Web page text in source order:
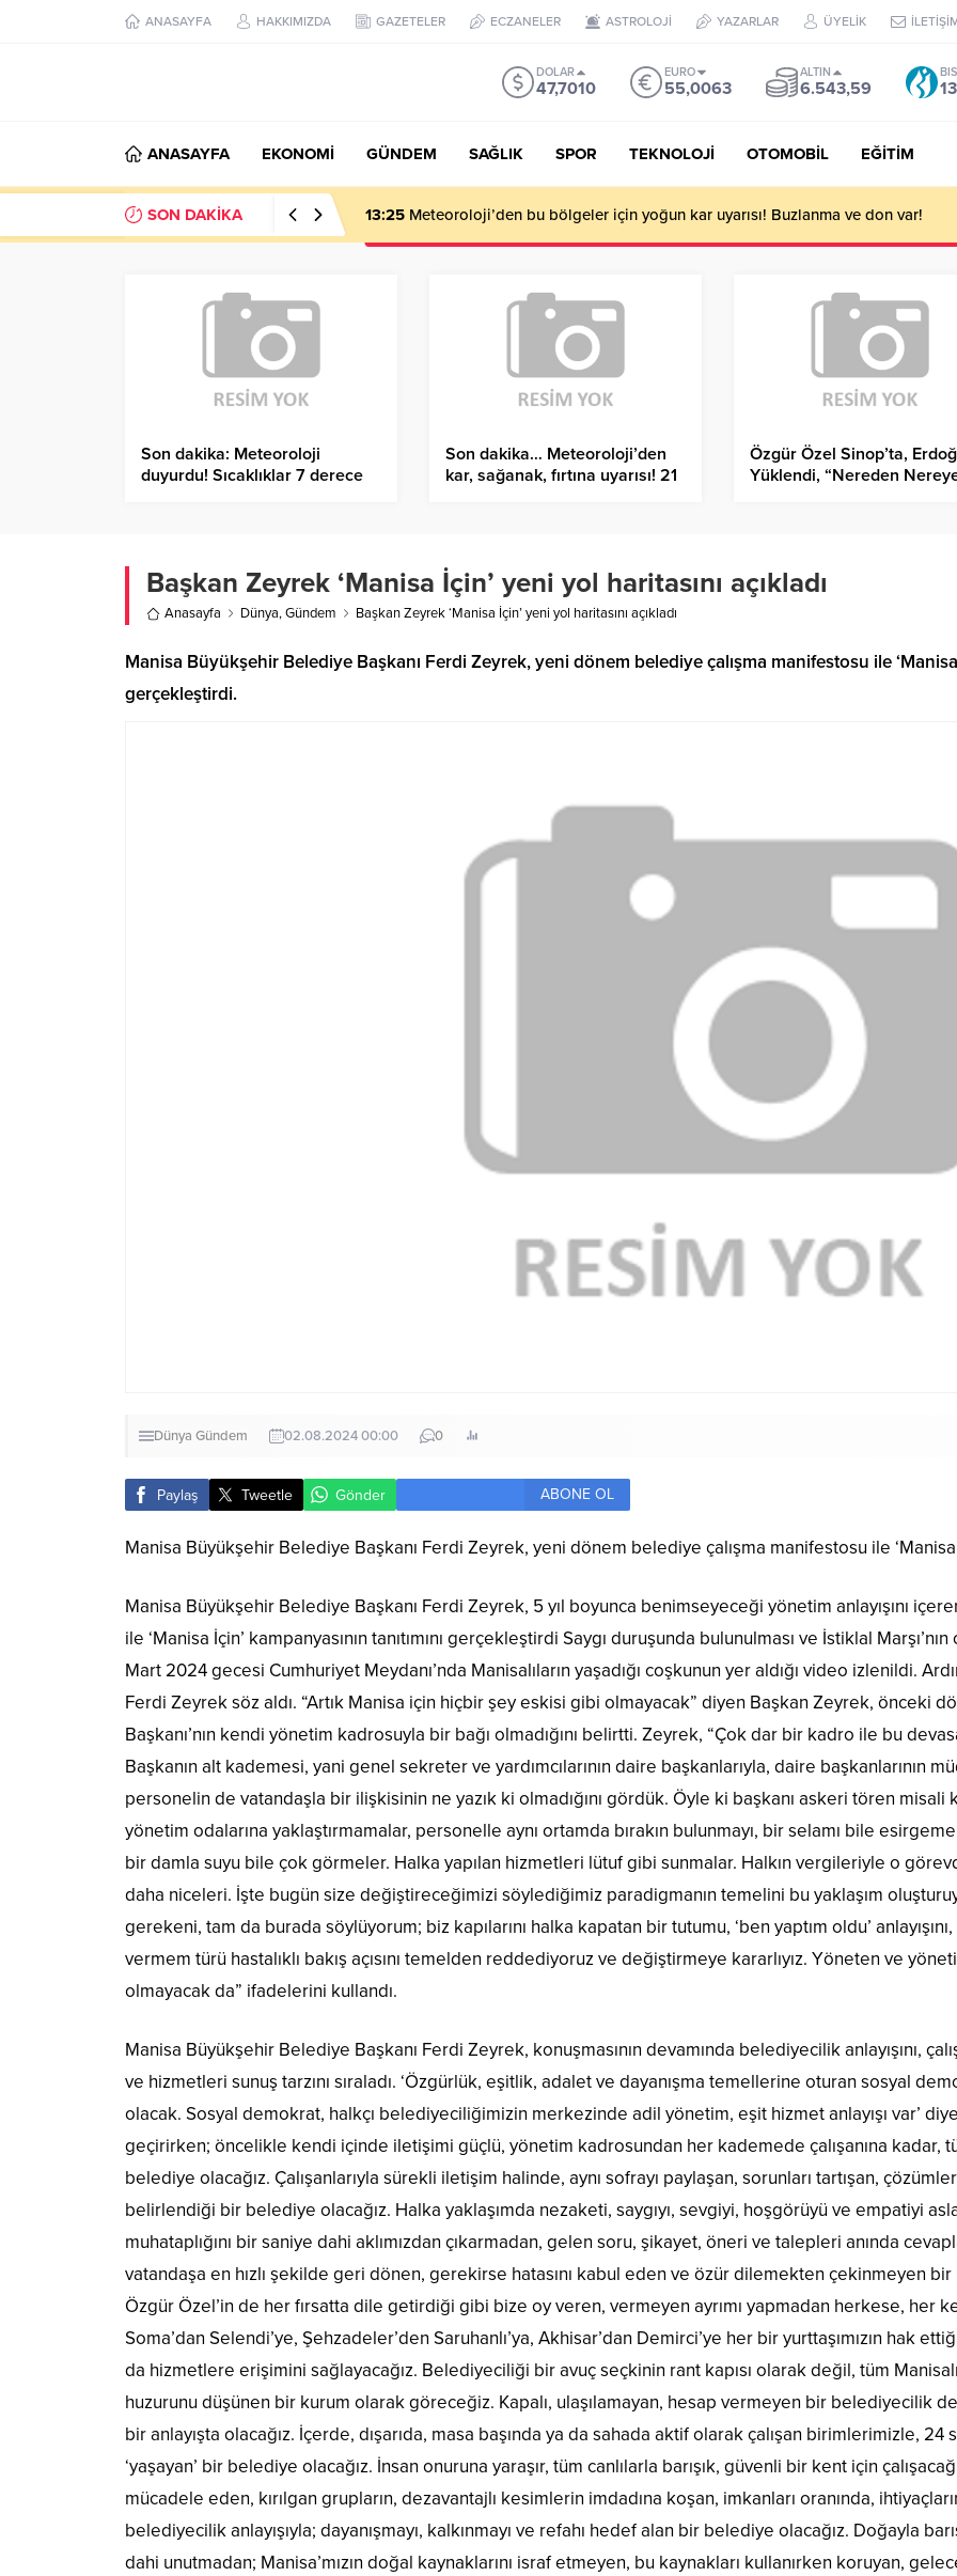
ANASAYFA HAKKIMIZDA GAZETELER ECZANELER ASTROLOJİ YAZARLAR ÜYELİK
DOLAR
47,7010
EURO
55,0063
ALTIN
6.543,59
ANASAYFA EKONOMİ GÜNDEM SAĞLIK SPOR TEKNOLOJİ OTOMOBİL EĞİTİM
SON DAKİKA 13:25 Meteoroloji’den bu bölgeler için yoğun kar uyarısı! Buzlanma ve don var!
Son dakika: Meteoroloji
duyurdu! Sıcaklıklar 7 derece
Son dakika… Meteoroloji’den
kar, sağanak, fırtına uyarısı! 21
Özgür Özel Sinop’ta,
Yüklendi, “Nereden
Başkan Zeyrek ‘Manisa İçin’ yeni yol haritasını açıkladı
Anasayfa Dünya,Gündem Başkan Zeyrek ‘Manisa İçin’ yeni yol haritasını açıkladı
Manisa Büyükşehir Belediye Başkanı Ferdi Zeyrek, yeni dönem belediye çalışma manifestosu ile ‘Manisa
gerçekleştirdi.
Dünya Gündem 02.08.2024 00:00 0
Paylaş Tweetle Gönder ABONE OL
Manisa Büyükşehir Belediye Başkanı Ferdi Zeyrek, yeni dönem belediye çalışma manifestosu ile ‘Manisa
Manisa Büyükşehir Belediye Başkanı Ferdi Zeyrek, 5 yıl boyunca benimseyeceği yönetim anlayışını
ile ‘Manisa İçin’ kampanyasının tanıtımını gerçekleştirdi Saygı duruşunda bulunulması ve İstiklal
Mart 2024 gecesi Cumhuriyet Meydanı’nda Manisalıların yaşadığı coşkunun yer aldığı video izlenildi.
Ferdi Zeyrek söz aldı. “Artık Manisa için hiçbir şey eskisi gibi olmayacak” diyen Başkan Zeyrek, önceki
Başkanı’nın kendi yönetim kadrosuyla bir bağı olmadığını belirtti. Zeyrek, “Çok dar bir kadro ile bu
Başkanın alt kademesi, yani genel sekreter ve yardımcılarının daire başkanlarıyla, daire başkanlarının
personelin de vatandaşla bir ilişkisinin ne yazık ki olmadığını gördük. Öyle ki başkanı askeri tören misali
yönetim odalarına yaklaştırmamalar, personelle aynı ortamda bırakın bulunmayı, bir selamı bile
bir damla suyu bile çok görmeler. Halka yapılan hizmetleri lütuf gibi sunmalar. Halkın vergileriyle o
daha niceleri. İşte bugün size değiştireceğimizi söylediğimiz paradigmanın temelini bu yaklaşım
gerekeni, tam da burada söylüyorum; biz kapılarını halka kapatan bir tutumu, ‘ben yaptım oldu’
vermem türü hastalıklı bakış açısını temelden reddediyoruz ve değiştirmeye kararlıyız. Yöneten ve
olmayacak da” ifadelerini kullandı.
Manisa Büyükşehir Belediye Başkanı Ferdi Zeyrek, konuşmasının devamında belediyecilik anlayışını,
ve hizmetleri sunuş tarzını sıraladı. ‘Özgürlük, eşitlik, adalet ve dayanışma temellerine oturan sosyal
olacak. Sosyal demokrat, halkçı belediyeciliğimizin merkezinde adil yönetim, eşit hizmet anlayışı var’
geçirirken; öncelikle kendi içinde iletişimi güçlü, yönetim kadrosundan her kademede çalışanına
belediye olacağız. Çalışanlarıyla sürekli iletişim halinde, aynı sofrayı paylaşan, sorunları tartışan,
belirlendiği bir belediye olacağız. Halka yaklaşımda nezaketi, saygıyı, sevgiyi, hoşgörüyü ve empatiyi
muhataplığını bir saniye dahi aklımızdan çıkarmadan, gelen soru, şikayet, öneri ve talepleri anında
vatandaşa en hızlı şekilde geri dönen, gerekirse hatasını kabul eden ve özür dilemekten çekinmeyen bir
Özgür Özel’in de her fırsatta dile getirdiği gibi bize oy veren, vermeyen ayrımı yapmadan herkese, her
Soma’dan Selendi’ye, Şehzadeler’den Saruhanlı’ya, Akhisar’dan Demirci’ye her bir yurttaşımızın hak
da hizmetlere erişimini sağlayacağız. Belediyeciliği bir avuç seçkinin rant kapısı olarak değil, tüm
huzurunu düşünen bir kurum olarak göreceğiz. Kapalı, ulaşılamayan, hesap vermeyen bir belediyecilik
bir anlayışta olacağız. İçerde, dışarıda, masa başında ya da sahada aktif olarak çalışan birimlerimizle,
‘yaşayan’ bir belediye olacağız. İnsan onuruna yaraşır, tüm canlılarla barışık, güvenli bir kent için
mücadele eden, kırılgan grupların, dezavantajlı kesimlerin imdadına koşan, imkanları oranında,
belediyecilik anlayışıyla; dayanışmayı, kalkınmayı ve refahı hedef alan bir belediye olacağız. Doğayla
dahi unutmadan; Manisa’mızın doğal kaynaklarını israf etmeyen, bu kaynakları kullanırken koruyan,